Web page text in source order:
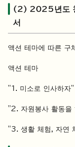
(2) 2025년도
서
액션 테마에 따른 구
액션 테마
"1. 미소로 인사하자"
"2. 자원봉사 활동을
"3. 생활 체험, 자연